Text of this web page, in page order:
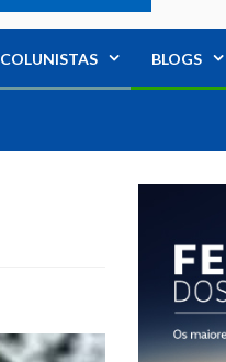
COLUNISTAS BLOGS